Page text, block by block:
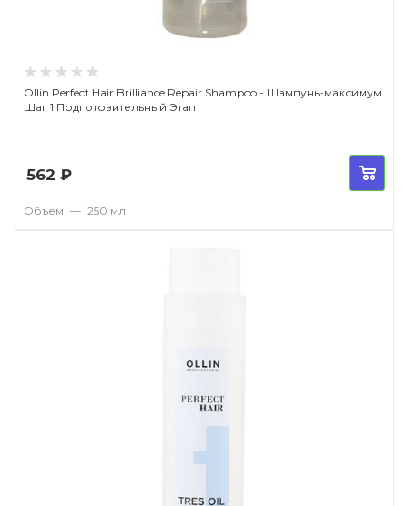
Ollin Perfect Hair Brilliance Repair Shampoo - Шампунь-максимум
Шаг 1 Подготовительный Этап
562 ₽
Объем — 250 мл